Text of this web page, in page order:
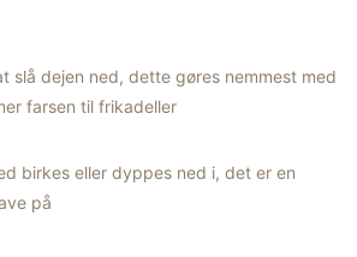
slå dejen ned, dette gøres nemmest med
farsen til frikadeller
birkes eller dyppes ned i, det er en
på